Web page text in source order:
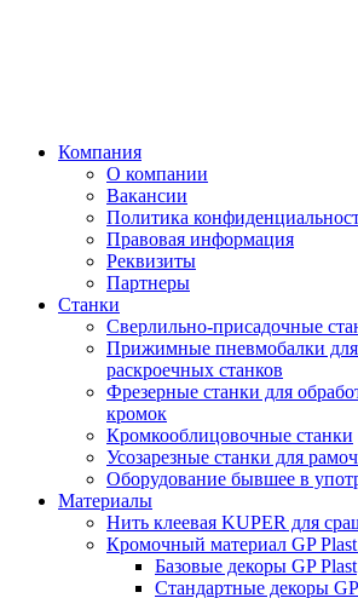
Компания
О компании
Вакансии
Политика
Правовая информация
Реквизиты
Партнеры
Станки
Сверлильно-присадочные
Прижимные пневмобалки
раскроечных станков
Фрезерные станки для
кромок
Кромкооблицовочные станки
Усозарезные станки для
Оборудование бывшее в
Материалы
Нить клеевая KUPER для
Кромочный материал GP
Базовые декоры GP Plast
Стандартные декоры